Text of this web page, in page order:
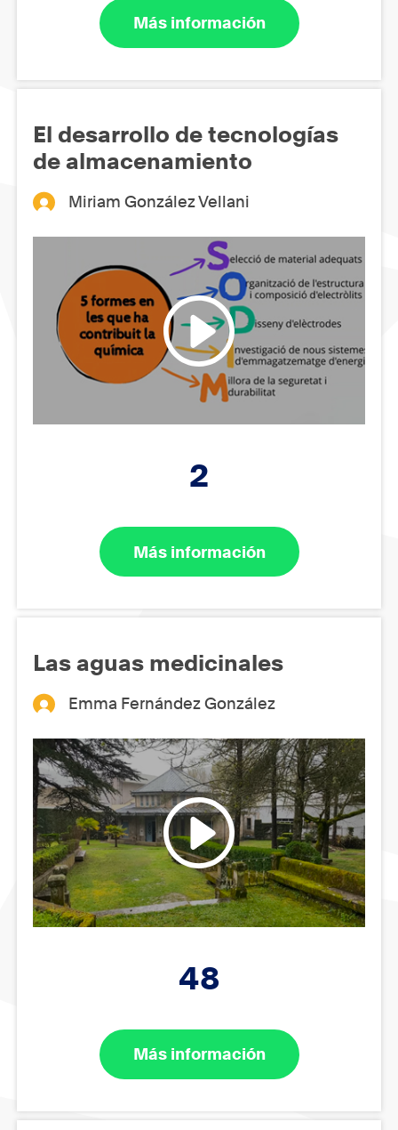
Más información
El desarrollo de tecnologías
de almacenamiento
Miriam González Vellani
2
Más información
Las aguas medicinales
Emma Fernández González
48
Más información